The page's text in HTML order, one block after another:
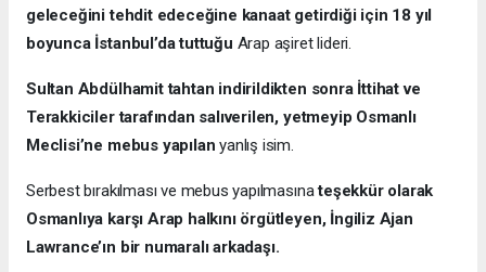
geleceğini tehdit edeceğine kanaat getirdiği için 18 yıl
boyunca İstanbul’da tuttuğu Arap aşiret lideri.
Sultan Abdülhamit tahtan indirildikten sonra İttihat ve
Terakkiciler tarafından salıverilen, yetmeyip Osmanlı
Meclisi’ne mebus yapılan yanlış isim.
Serbest bırakılması ve mebus yapılmasınateşekkür olarak
Osmanlıya karşı Arap halkını örgütleyen, İngiliz Ajan
Lawrance’ın bir numaralı arkadaşı.